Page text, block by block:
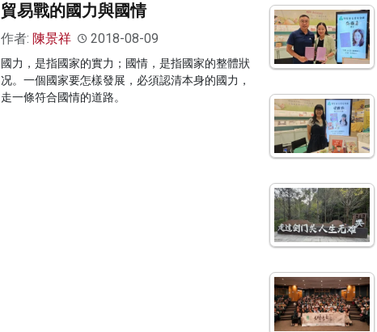
貿易戰的國力與國情
作者: 陳景祥 2018-08-09
國力，是指國家的實力；國情，是指國家的整體狀
况。一個國家要怎樣發展，必須認清本身的國力，
走一條符合國情的道路。